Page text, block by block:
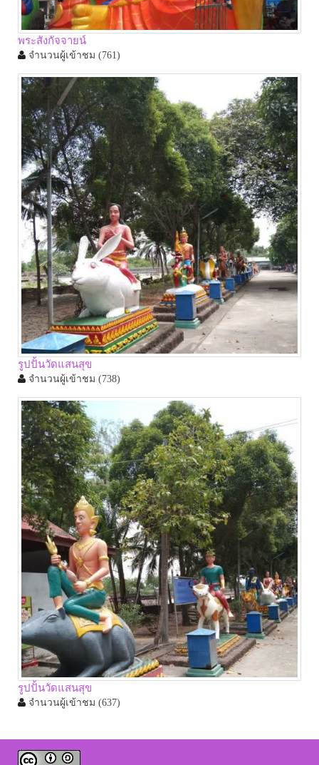
พระสังกัจจายน์
จำนวนผู้เข้าชม (761)
รูปปั้นวัดแสนสุข
จำนวนผู้เข้าชม (738)
รูปปั้นวัดแสนสุข
จำนวนผู้เข้าชม (637)